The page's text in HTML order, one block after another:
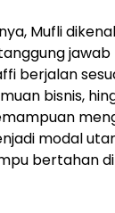
Mufli
berjalan
bisnis,
modal
bertahan